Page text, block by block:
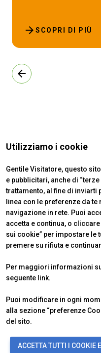
SCOPRI DI PIÙ
arrow_forward
arrow_back
Utilizziamo i cookie
Gentile Visitatore, questo
e pubblicitari, anche di
trattamento, al fine di
linea con le preferenze da
navigazione in rete. Puoi
accetta e continua, o
sui cookie” per impostare le
premere su rifiuta e
Per maggiori informazioni
seguente link.
Puoi modificare in ogni
alla sezione “preferenze
del sito.
ACCETTA TUTTI I COOKIE
ABOUT
IBE Intermobility Future
Newsletter
ESPORRE
Perché esporre
Info utili
© 2026ITALIAN EXHIBITION
(Italy) - Registro Imprese Rimini